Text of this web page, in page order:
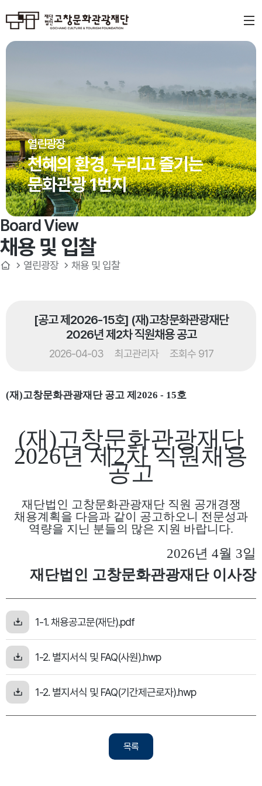
열린광장
천혜의 환경, 누리고 즐기는
문화관광 1번지
Board View
채용 및 입찰
열린광장 채용 및 입찰
[공고 제2026-15호] (재)고창문화관광재단
2026년 제2차 직원채용 공고
2026-04-03 최고관리자 조회수 917
(재)고창문화관광재단 공고 제 2026 - 15호
(재)고창문화관광재단
2026년 제2차 직원채용
공고
재단법인 고창문화관광재단 직원 공개경쟁
채용계획을 다음과 같이 공고하오니 전문성과
역량을 지닌 분들의 많은 지원 바랍니다.
2026년 4월 3일
재단법인 고창문화관광재단 이사장
1-1. 채용공고문(재단).pdf
1-2. 별지서식 및 FAQ(사원).hwp
1-2. 별지서식 및 FAQ(기간제근로자).hwp
목록